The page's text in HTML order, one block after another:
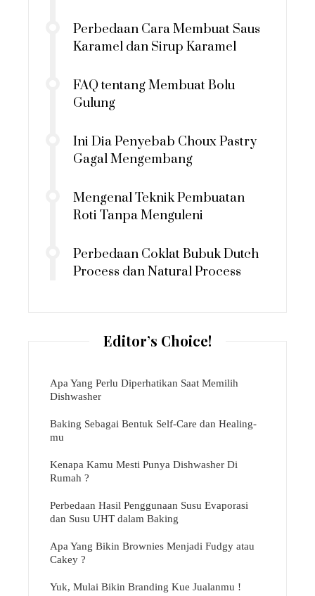
Perbedaan Cara Membuat Saus
Karamel dan Sirup Karamel
FAQ tentang Membuat Bolu
Gulung
Ini Dia Penyebab Choux Pastry
Gagal Mengembang
Mengenal Teknik Pembuatan
Roti Tanpa Menguleni
Perbedaan Coklat Bubuk Dutch
Process dan Natural Process
Editor’s Choice!
Apa Yang Perlu Diperhatikan Saat Memilih
Dishwasher
Baking Sebagai Bentuk Self-Care dan Healing-
mu
Kenapa Kamu Mesti Punya Dishwasher Di
Rumah ?
Perbedaan Hasil Penggunaan Susu Evaporasi
dan Susu UHT dalam Baking
Apa Yang Bikin Brownies Menjadi Fudgy atau
Cakey ?
Yuk, Mulai Bikin Branding Kue Jualanmu !